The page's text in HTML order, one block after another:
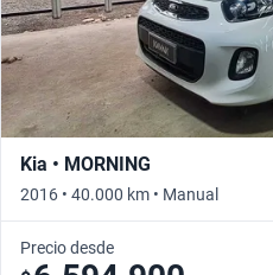
Kia • MORNING
2016 • 40.000 km • Manual
Precio desde